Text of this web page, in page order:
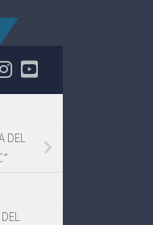
DEL